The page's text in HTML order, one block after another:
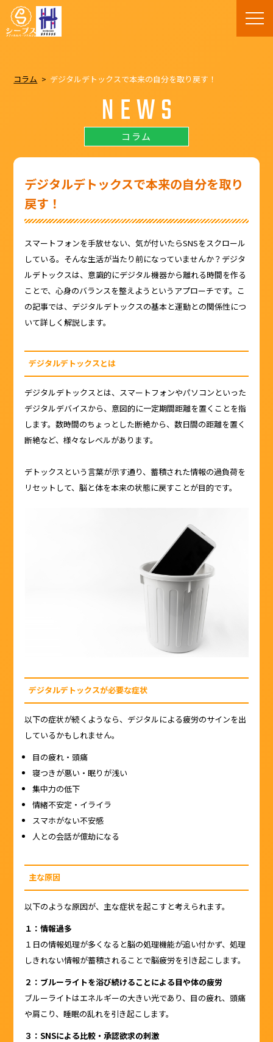
コラム デジタルデトックスで本来の自分を取り戻す！
NEWS
コラム
デジタルデトックスで本来の自分を取り
戻す！
スマートフォンを手放せない、気が付いたらSNSをスクロール
している。そんな生活が当たり前になっていませんか？デジタ
ルデトックスは、意識的にデジタル機器から離れる時間を作る
ことで、心身のバランスを整えようというアプローチです。こ
の記事では、デジタルデトックスの基本と運動との関係性につ
いて詳しく解説します。
デジタルデトックスとは
デジタルデトックスとは、スマートフォンやパソコンといった
デジタルデバイスから、意図的に一定期間距離を置くことを指
します。数時間のちょっとした断絶から、数日間の距離を置く
断絶など、様々なレベルがあります。
デトックスという言葉が示す通り、蓄積された情報の過負荷を
リセットして、脳と体を本来の状態に戻すことが目的です。
デジタルデトックスが必要な症状
以下の症状が続くようなら、デジタルによる疲労のサインを出
しているかもしれません。
目の疲れ・頭痛
寝つきが悪い・眠りが浅い
集中力の低下
情緒不安定・イライラ
スマホがない不安感
人との会話が億劫になる
主な原因
以下のような原因が、主な症状を起こすと考えられます。
１：情報過多
１日の情報処理が多くなると脳の処理機能が追い付かず、処理
しきれない情報が蓄積されることで脳疲労を引き起こします。
２：ブルーライトを浴び続けることによる目や体の疲労
ブルーライトはエネルギーの大きい光であり、目の疲れ、頭痛
や肩こり、睡眠の乱れを引き起こします。
３：SNSによる比較・承認欲求の刺激